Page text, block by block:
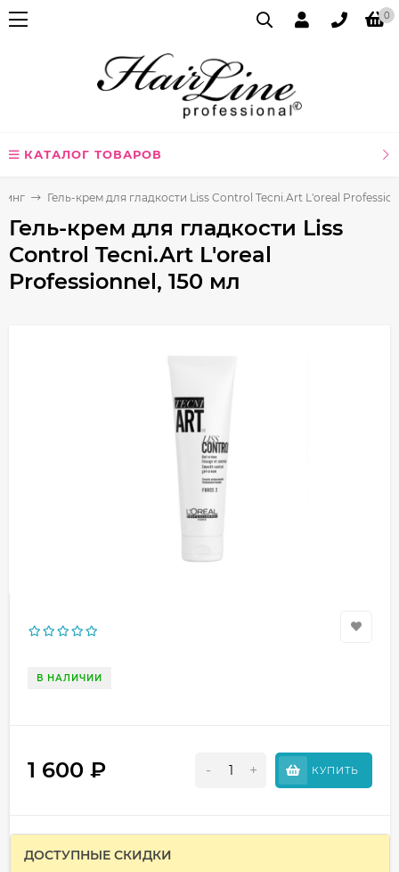
0
КАТАЛОГ ТОВАРОВ
Гель-крем для гладкости Liss Control Tecni.Art L'oreal
Гель-крем для гладкости Liss
Control Tecni.Art L'oreal
Professionnel, 150 мл
В НАЛИЧИИ
1 600 ₽ - + КУПИТЬ
ДОСТУПНЫЕ СКИДКИ